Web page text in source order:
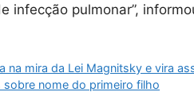
infecção pulmonar”,
na mira da Lei Magnitsky e vira
sobre nome do primeiro filho